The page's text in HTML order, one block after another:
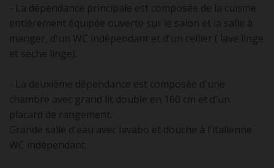
- La dépendance principale est composée de la cuisine
entièrement équipée ouverte sur le salon et la salle à
manger, d'un WC indépendant et d'un cellier ( lave linge
et sèche linge).
- La deuxième dépendance est composée d'une
chambre avec grand lit double en 160 cm et d'un
placard de rangement.
Grande salle d'eau avec lavabo et douche à l'italienne.
WC indépendant.